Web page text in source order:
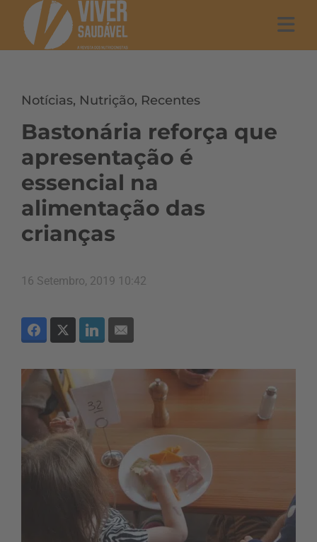
Notícias, Nutrição, Recentes
Bastonária reforça que
apresentação é
essencial na
alimentação das
crianças
16 Setembro, 2019 10:42